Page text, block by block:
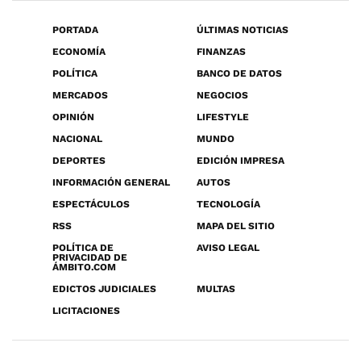
PORTADA
ÚLTIMAS NOTICIAS
ECONOMÍA
FINANZAS
POLÍTICA
BANCO DE DATOS
MERCADOS
NEGOCIOS
OPINIÓN
LIFESTYLE
NACIONAL
MUNDO
DEPORTES
EDICIÓN IMPRESA
INFORMACIÓN GENERAL
AUTOS
ESPECTÁCULOS
TECNOLOGÍA
RSS
MAPA DEL SITIO
POLÍTICA DE
PRIVACIDAD DE
ÁMBITO.COM
AVISO LEGAL
EDICTOS JUDICIALES
MULTAS
LICITACIONES